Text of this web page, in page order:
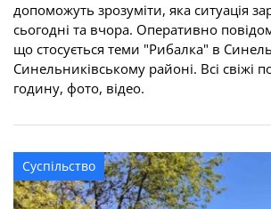
допоможуть зрозуміти, яка ситуація
сьогодні та вчора. Оперативно
що стосується теми "Рибалка" в
Синельниківському районі. Всі свіжі
годину, фото, відео.
Суспільство